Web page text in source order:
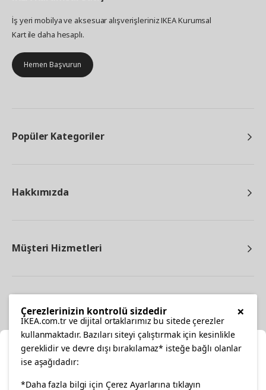
İş yeri mobilya ve aksesuar alışverişleriniz IKEA Kurumsal
Kart ile daha hesaplı.
Hemen Başvurun
Popüler Kategoriler
Hakkımızda
Müşteri Hizmetleri
facebooktwitterinstagrampinterestyoutube
Konumunuzu Seçin
×
Çerezlerinizin kontrolü sizdedir
IKEA.com.tr ve dijital ortaklarımız bu sitede çerezler
kullanmaktadır. Bazıları siteyi çalıştırmak için kesinlikle
gereklidir ve devre dışı bırakılamaz* isteğe bağlı olanlar
ise aşağıdadır:
*Daha fazla bilgi için Çerez Ayarlarına tıklayın